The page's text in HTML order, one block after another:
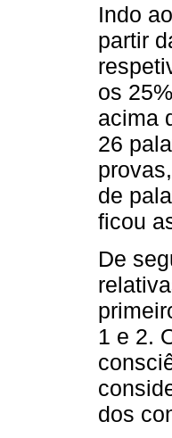
Indo
partir
os
acima
26
de
ficou
De
1 e 2.
dos